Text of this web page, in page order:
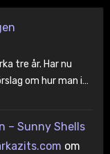
tre år. Har nu
om hur man i…
– Sunny Shells
om